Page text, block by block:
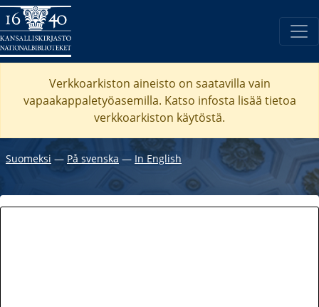
Verkkoarkiston aineisto on saatavilla vain
vapaakappaletyöasemilla. Katso infosta lisää tietoa
verkkoarkiston käytöstä.
Suomeksi ― På svenska ― In English